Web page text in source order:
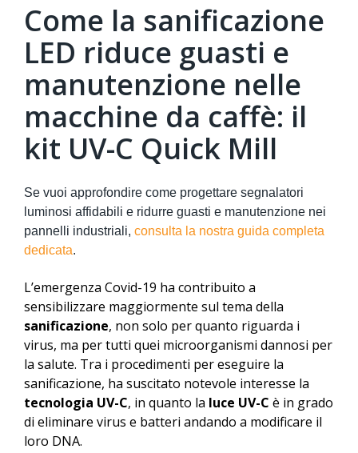
Come la sanificazione
LED riduce guasti e
manutenzione nelle
macchine da caffè: il
kit UV-C Quick Mill
Se vuoi approfondire come progettare segnalatori
luminosi affidabili e ridurre guasti e manutenzione nei
pannelli industriali, consulta la nostra guida completa
dedicata.
L’emergenza Covid-19 ha contribuito a
sensibilizzare maggiormente sul tema della
sanificazione, non solo per quanto riguarda i
virus, ma per tutti quei microorganismi dannosi per
la salute. Tra i procedimenti per eseguire la
sanificazione, ha suscitato notevole interesse la
tecnologia UV-C, in quanto la luce UV-C è in grado
di eliminare virus e batteri andando a modificare il
loro DNA.